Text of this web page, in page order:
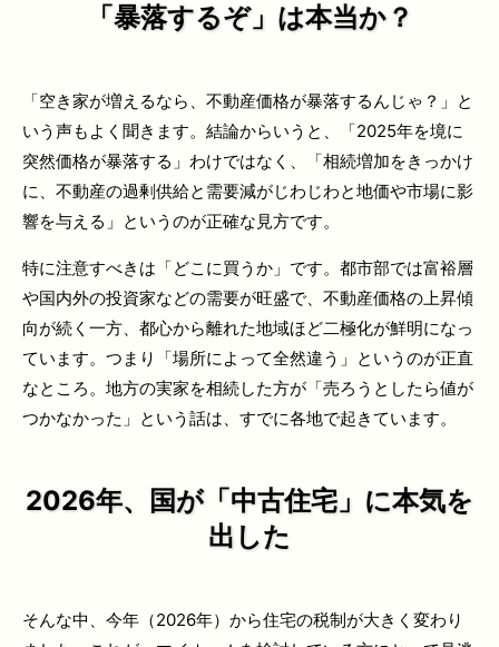
「暴落するぞ」は本当か？
「空き家が増えるなら、不動産価格が暴落するんじゃ？」と
いう声もよく聞きます。結論からいうと、「2025年を境に
突然価格が暴落する」わけではなく、「相続増加をきっかけ
に、不動産の過剰供給と需要減がじわじわと地価や市場に影
響を与える」というのが正確な見方です。
特に注意すべきは「どこに買うか」です。都市部では富裕層
や国内外の投資家などの需要が旺盛で、不動産価格の上昇傾
向が続く一方、都心から離れた地域ほど二極化が鮮明になっ
ています。つまり「場所によって全然違う」というのが正直
なところ。地方の実家を相続した方が「売ろうとしたら値が
つかなかった」という話は、すでに各地で起きています。
2026年、国が「中古住宅」に本気を
出した
そんな中、今年（2026年）から住宅の税制が大きく変わり